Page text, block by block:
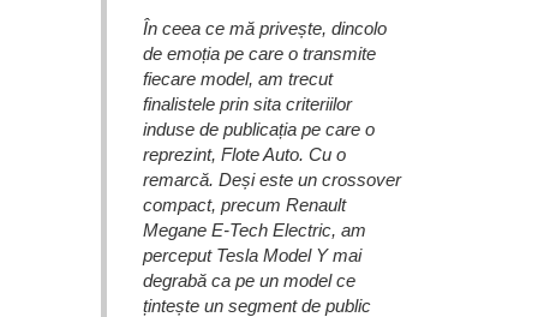
În ceea ce mă privește, dincolo
de emoția pe care o transmite
fiecare model, am trecut
finalistele prin sita criteriilor
induse de publicația pe care o
reprezint, Flote Auto. Cu o
remarcă. Deși este un crossover
compact, precum Renault
Megane E-Tech Electric, am
perceput Tesla Model Y mai
degrabă ca pe un model ce
țintește un segment de public